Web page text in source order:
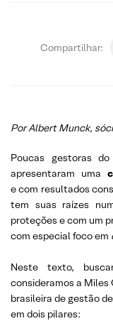
Compartilhar:
Por Albert Munck,
Poucas gestoras
apresentaram uma
e com resultados
tem suas raízes
proteções e com um
com especial foco em
Neste texto,
consideramos a
brasileira de gestão
em dois pilares: